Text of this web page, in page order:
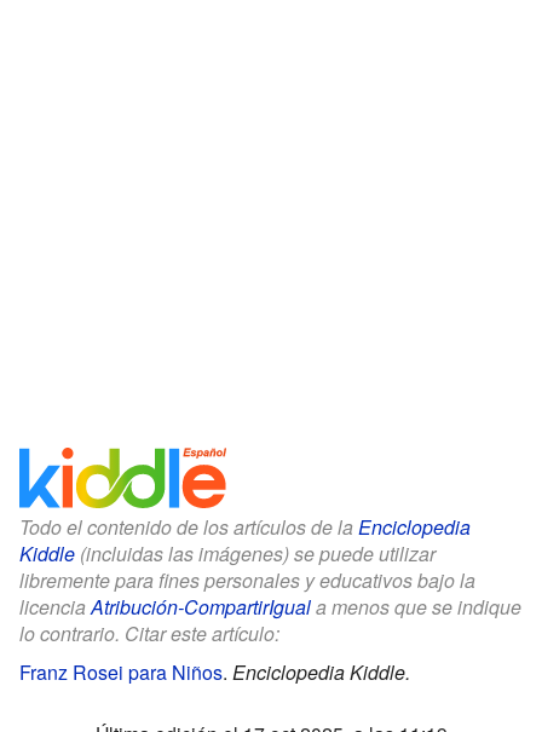
Todo el contenido de los artículos de la Enciclopedia
Kiddle (incluidas las imágenes) se puede utilizar
libremente para fines personales y educativos bajo la
licenciaAtribución-CompartirIguala menos que se indique
lo contrario. Citar este artículo:
Franz Rosei para Niños. Enciclopedia Kiddle.